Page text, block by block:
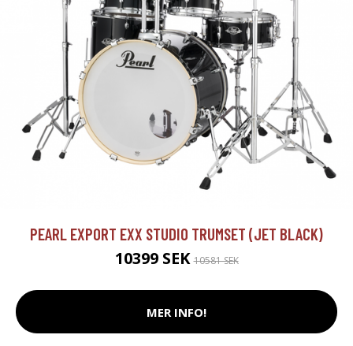
PEARL EXPORT EXX STUDIO TRUMSET (JET BLACK)
10399 SEK10581 SEK
MER INFO!